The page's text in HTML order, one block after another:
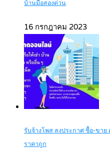
บ้านมือสองด่วน
16 กรกฎาคม 2023
รับจ้างโพส ลงประกาศ ซื้อ-ขา
ราคาถูก